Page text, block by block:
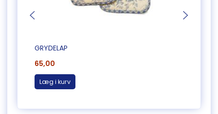
GRYDELAP
65,00
Læg i kurv